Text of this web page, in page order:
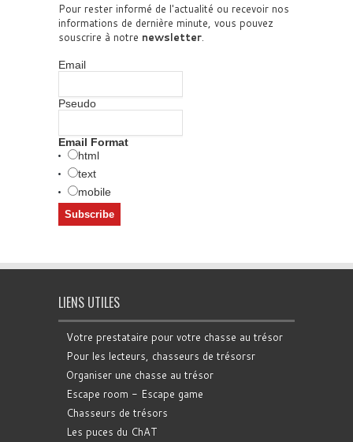
Pour rester informé de l'actualité ou recevoir nos
informations de dernière minute, vous pouvez
souscrire à notre newsletter.
Email
Pseudo
Email Format
html
text
mobile
LIENS UTILES
Votre prestataire pour votre chasse au trésor
Pour les lecteurs, chasseurs de trésorsr
Organiser une chasse au trésor
Escape room - Escape game
Chasseurs de trésors
Les puces du ChAT